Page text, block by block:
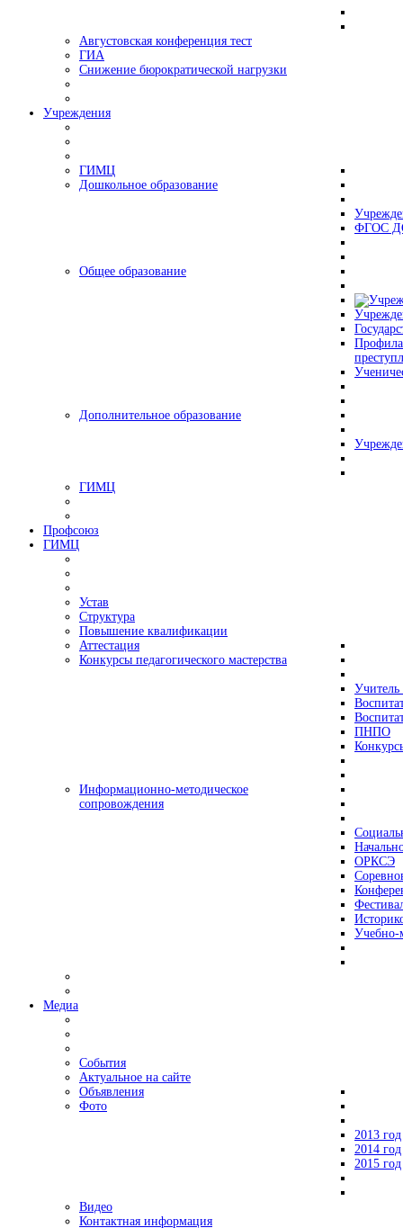
Августовская конференция тест
ГИА
Снижение бюрократической нагрузки
Учреждения
ГИМЦ
Дошкольное образование
ФГОС
Общее образование
Дополнительное образование
ГИМЦ
Профсоюз
ГИМЦ
Устав
Структура
Повышение квалификации
Аттестация
Конкурсы педагогического мастерства
Учитель
ПНПО
Информационно-методическое
сопровождения
ОРКСЭ
Учебно-
Медиа
События
Актуальное на сайте
Объявления
Фото
2013 год
2014 год
2015 год
Видео
Контактная информация